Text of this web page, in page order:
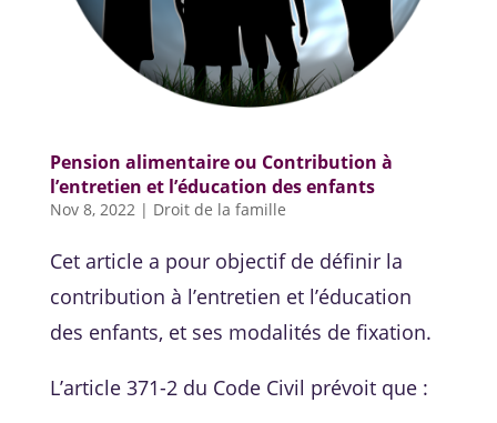
Pension alimentaire ou Contribution à
l’entretien et l’éducation des enfants
Nov 8, 2022| Droit de la famille
Cet article a pour objectif de définir la
contribution à l’entretien et l’éducation
des enfants, et ses modalités de fixation.
L’article 371-2 du Code Civil prévoit que :